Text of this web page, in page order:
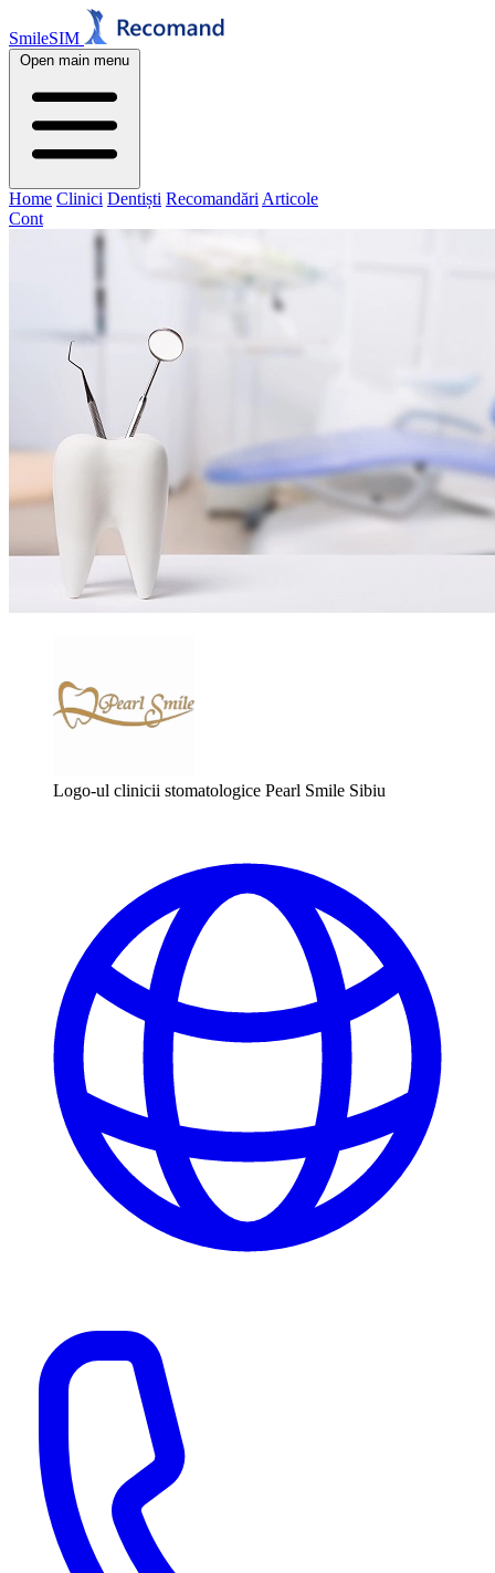
SmileSIM
Open main menu
Home Clinici Dentiști Recomandări Articole
Cont
Logo-ul clinicii stomatologice Pearl Smile Sibiu